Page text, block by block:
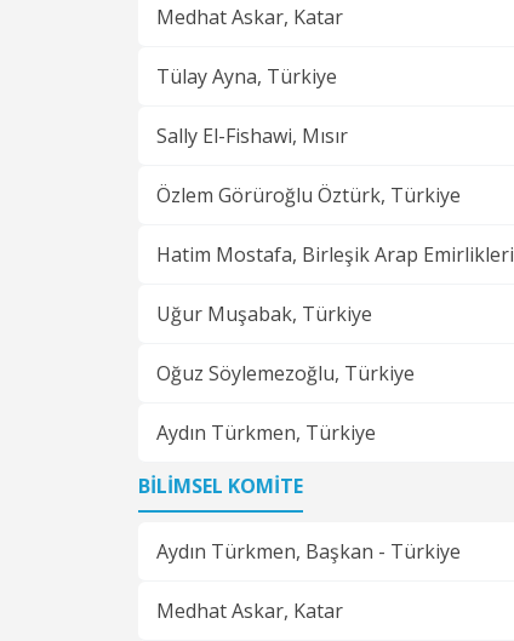
Medhat Askar, Katar
Tülay Ayna, Türkiye
Sally El-Fishawi, Mısır
Özlem Görüroğlu Öztürk, Türkiye
Hatim Mostafa, Birleşik Arap Emirlikleri
Uğur Muşabak, Türkiye
Oğuz Söylemezoğlu, Türkiye
Aydın Türkmen, Türkiye
BİLİMSEL KOMİTE
Aydın Türkmen, Başkan - Türkiye
Medhat Askar, Katar